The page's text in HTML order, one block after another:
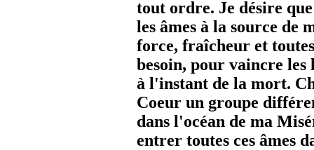
tout ordre. Je désire
les âmes à la source de
force, fraîcheur et
besoin, pour vaincre
à l'instant de la mort.
Coeur un groupe
dans l'océan de ma
entrer toutes ces âmes